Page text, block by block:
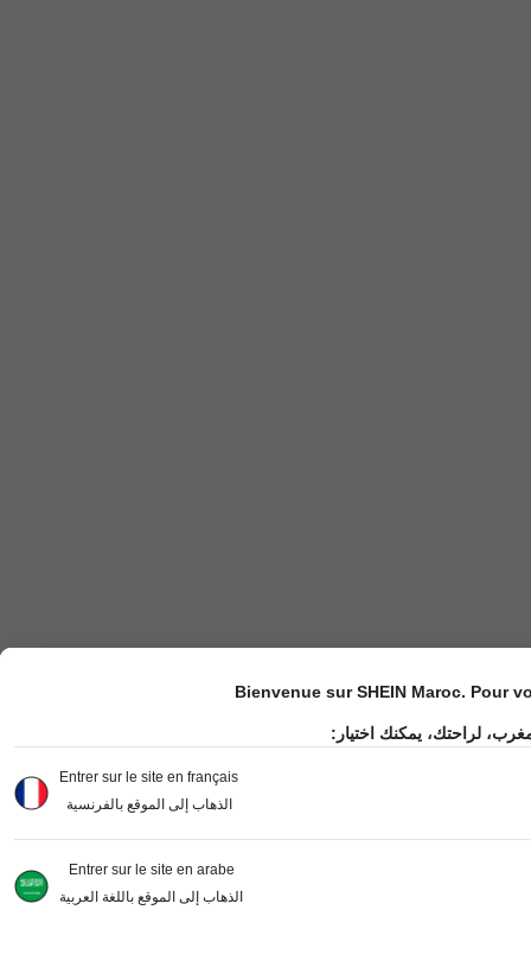
Bienvenue sur SHEIN Maroc. Pour
لراحتك، يمكنك اختيار:
Entrer sur le site en français
الذهاب إلى الموقع بالفرنسية
Entrer sur le site en arabe
الذهاب إلى الموقع باللغة العربية